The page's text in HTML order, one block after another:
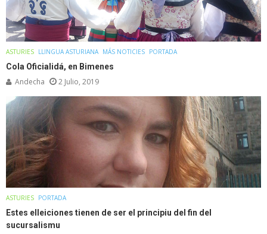
ASTURIES LLINGUA ASTURIANA MÁS NOTICIES PORTADA
Cola Oficialidá, en Bimenes
Andecha 2 Julio, 2019
ASTURIES PORTADA
Estes elleiciones tienen de ser el principiu del fin del
sucursalismu